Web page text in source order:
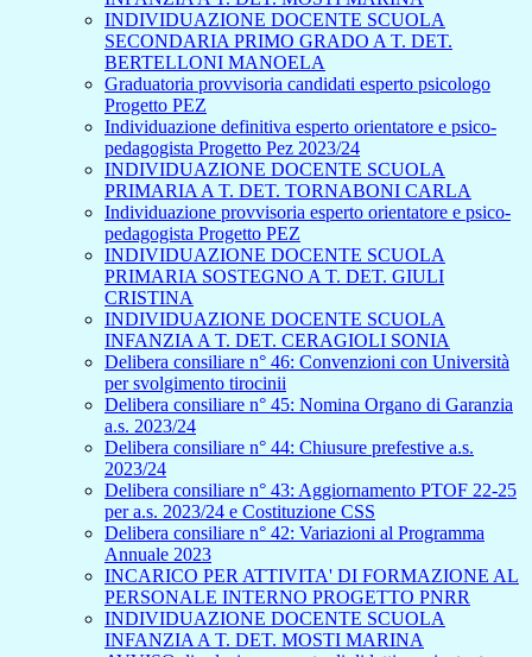
INDIVIDUAZIONE DOCENTE SCUOLA
SECONDARIA PRIMO GRADO A T. DET.
BERTELLONI MANOELA
Graduatoria provvisoria candidati esperto psicologo
Progetto PEZ
Individuazione definitiva esperto orientatore e psico-
pedagogista Progetto Pez 2023/24
INDIVIDUAZIONE DOCENTE SCUOLA
PRIMARIA A T. DET. TORNABONI CARLA
Individuazione provvisoria esperto orientatore e psico-
pedagogista Progetto PEZ
INDIVIDUAZIONE DOCENTE SCUOLA
PRIMARIA SOSTEGNO A T. DET. GIULI
CRISTINA
INDIVIDUAZIONE DOCENTE SCUOLA
INFANZIA A T. DET. CERAGIOLI SONIA
Delibera consiliare n° 46: Convenzioni con Università
per svolgimento tirocinii
Delibera consiliare n° 45: Nomina Organo di Garanzia
a.s. 2023/24
Delibera consiliare n° 44: Chiusure prefestive a.s.
2023/24
Delibera consiliare n° 43: Aggiornamento PTOF 22-25
per a.s. 2023/24 e Costituzione CSS
Delibera consiliare n° 42: Variazioni al Programma
Annuale 2023
INCARICO PER ATTIVITA' DI FORMAZIONE AL
PERSONALE INTERNO PROGETTO PNRR
INDIVIDUAZIONE DOCENTE SCUOLA
INFANZIA A T. DET. MOSTI MARINA